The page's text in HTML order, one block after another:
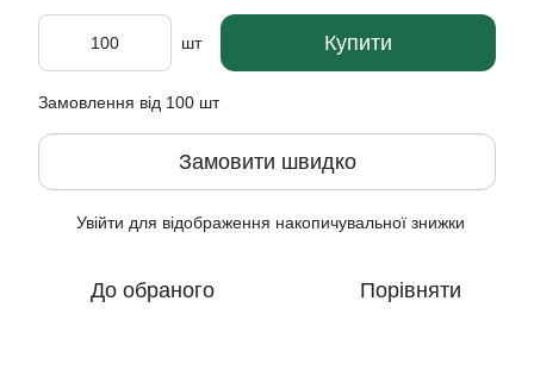
шт Купити
Замовлення від 100 шт
Замовити швидко
Увійти для відображення накопичувальної знижки
До обраного Порівняти